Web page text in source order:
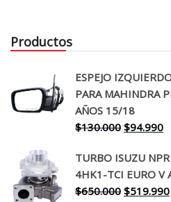
Productos
ESPEJO
PARA MAHINDRA
AÑOS 15/18
$130.000 El
original
era:
$130.000.
$94.990El
TURBO ISUZU
4HK1-TCI EURO V
$650.000 El
$519.990El